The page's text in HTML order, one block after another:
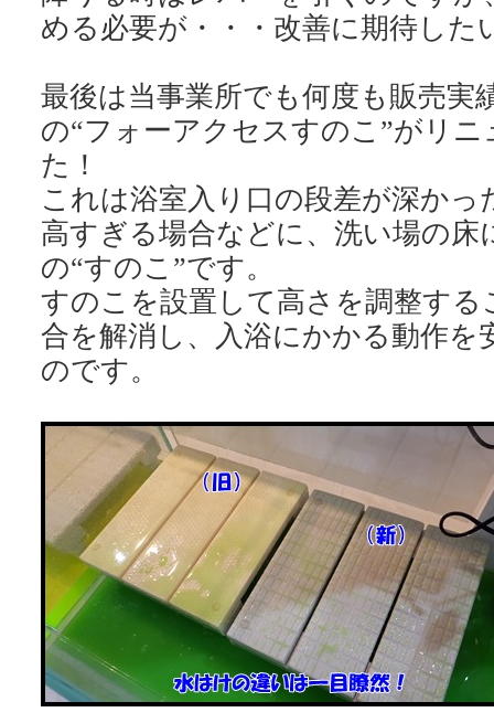
める必要が・・・改善に期待した
最後は当事業所でも何度も販売実
の“フォーアクセスすのこ”がリ
た！
これは浴室入り口の段差が深か
高すぎる場合などに、洗い場の床
の“すのこ”です。
すのこを設置して高さを調整す
合を解消し、入浴にかかる動作を
のです。